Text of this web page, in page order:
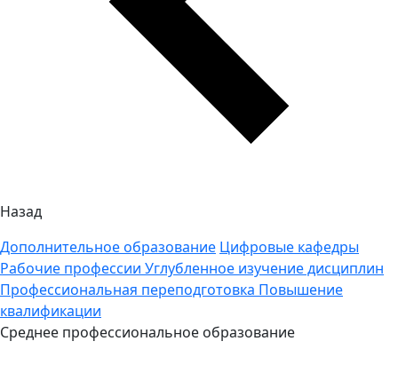
Назад
Дополнительное образование Цифровые кафедры
Рабочие профессии Углубленное изучение дисциплин
Профессиональная переподготовка Повышение
квалификации
Среднее профессиональное образование